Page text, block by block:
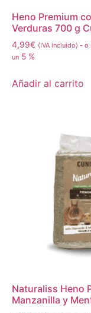
Heno Premium
Verduras 700 g
4,99€ (IVA incluido) - o
un 5 %
Añadir al carrito
Naturaliss Heno
Manzanilla y